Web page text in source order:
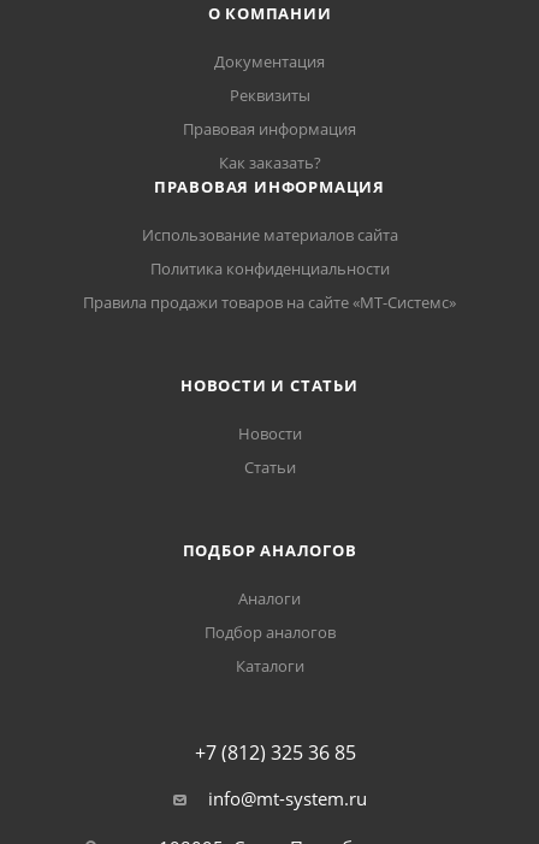
О КОМПАНИИ
Документация
Реквизиты
Правовая информация
Как заказать?
ПРАВОВАЯ ИНФОРМАЦИЯ
Использование материалов сайта
Политика конфиденциальности
Правила продажи товаров на сайте «МТ-Системс»
НОВОСТИ И СТАТЬИ
Новости
Статьи
ПОДБОР АНАЛОГОВ
Аналоги
Подбор аналогов
Каталоги
+7 (812) 325 36 85
info@mt-system.ru